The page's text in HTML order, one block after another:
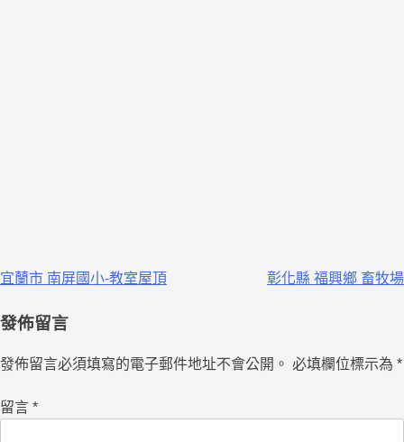
宜蘭市 南屏國小-教室屋頂 彰化縣 福興鄉 畜牧場
發佈留言
發佈留言必須填寫的電子郵件地址不會公開。 必填欄位標示為 *
留言 *